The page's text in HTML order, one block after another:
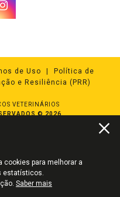
cookies para melhorar a
estatísticos.
Saber mais
de Uso
Política de
e Resiliência (PRR)
VETERINÁRIOS
© 2026